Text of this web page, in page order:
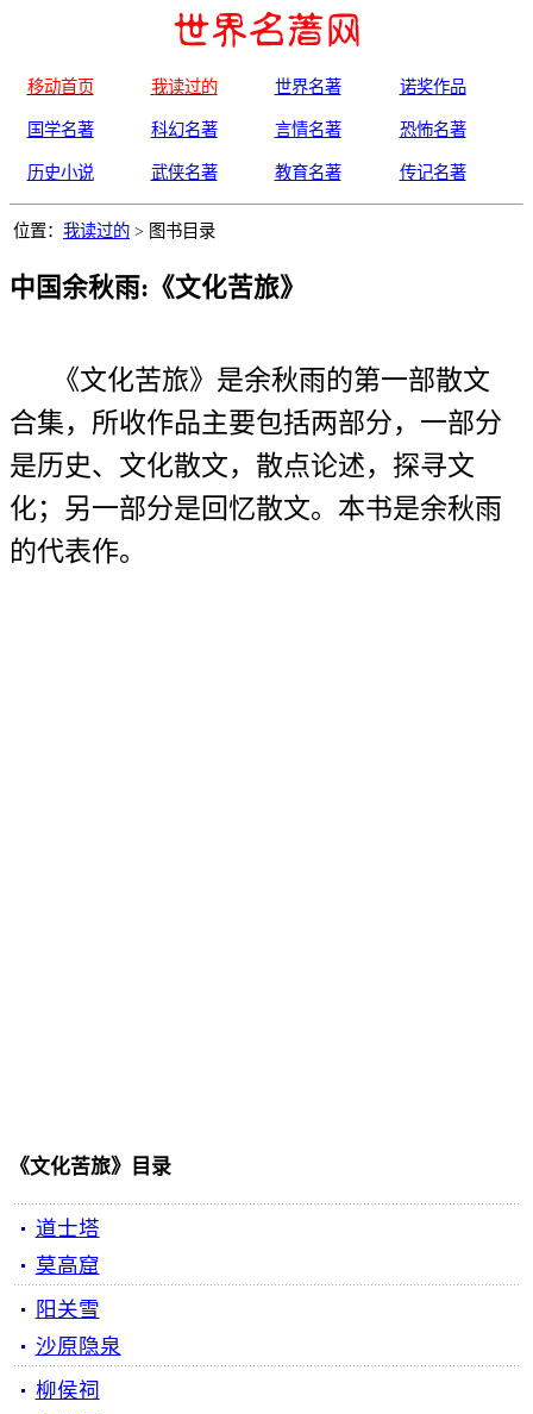
移动首页 我读过的 世界名著 诺奖作品
国学名著 科幻名著 言情名著 恐怖名著
历史小说 武侠名著 教育名著 传记名著
位置： 我读过的 > 图书目录
中国余秋雨:《文化苦旅》
《文化苦旅》是余秋雨的第一部散文
合集，所收作品主要包括两部分，一部分
是历史、文化散文，散点论述，探寻文
化；另一部分是回忆散文。本书是余秋雨
的代表作。
《文化苦旅》目录
道士塔
莫高窟
阳关雪
沙原隐泉
柳侯祠